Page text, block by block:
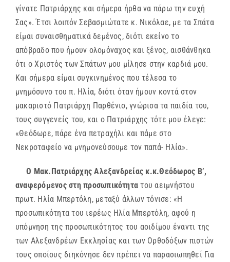
γίνατε Πατριάρχης και σήμερα ήρθα να πάρω την ευχή
Σας». Έτσι λοιπόν Σεβασμιώτατε κ. Νικόλαε, με τα Σπάτα
είμαι συναισθηματικά δεμένος, διότι εκείνο το
απόβραδο που ήμουν ολομόναχος και ξένος, αισθάνθηκα
ότι ο Χριστός των Σπάτων μου μίλησε στην καρδιά μου.
Και σήμερα είμαι συγκινημένος που τέλεσα το
μνημόσυνο του π. Ηλία, διότι όταν ήμουν κοντά στον
μακαριστό Πατριάρχη Παρθένιο, γνώρισα τα παιδία του,
τους συγγενείς του, και ο Πατριάρχης τότε μου έλεγε:
«Θεόδωρε, πάρε ένα πετραχήλι και πάμε στο
Νεκροταφείο να μνημονεύσουμε τον παπά- Ηλία».
Ο Μακ.Πατριάρχης Αλεξανδρείας κ.κ.Θεόδωρος Β’,
αναφερόμενος στη προσωπικότητα του αειμνήστου
πρωτ. Ηλία Μπερτόλη, μεταξύ άλλων τόνισε: «Η
προσωπικότητα του ιερέως Ηλία Μπερτόλη, αφού η
υπόμνηση της προσωπικότητος του αοιδίμου έναντι της
των Αλεξανδρέων Εκκλησίας και των Ορθοδόξων πιστών
τους οποίους διηκόνησε δεν πρέπει να παρασιωπηθεί Για